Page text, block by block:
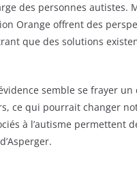
des personnes autistes.
Orange offrent des
que des solutions
semble se frayer
ce qui pourrait changer
à l’autisme permettent